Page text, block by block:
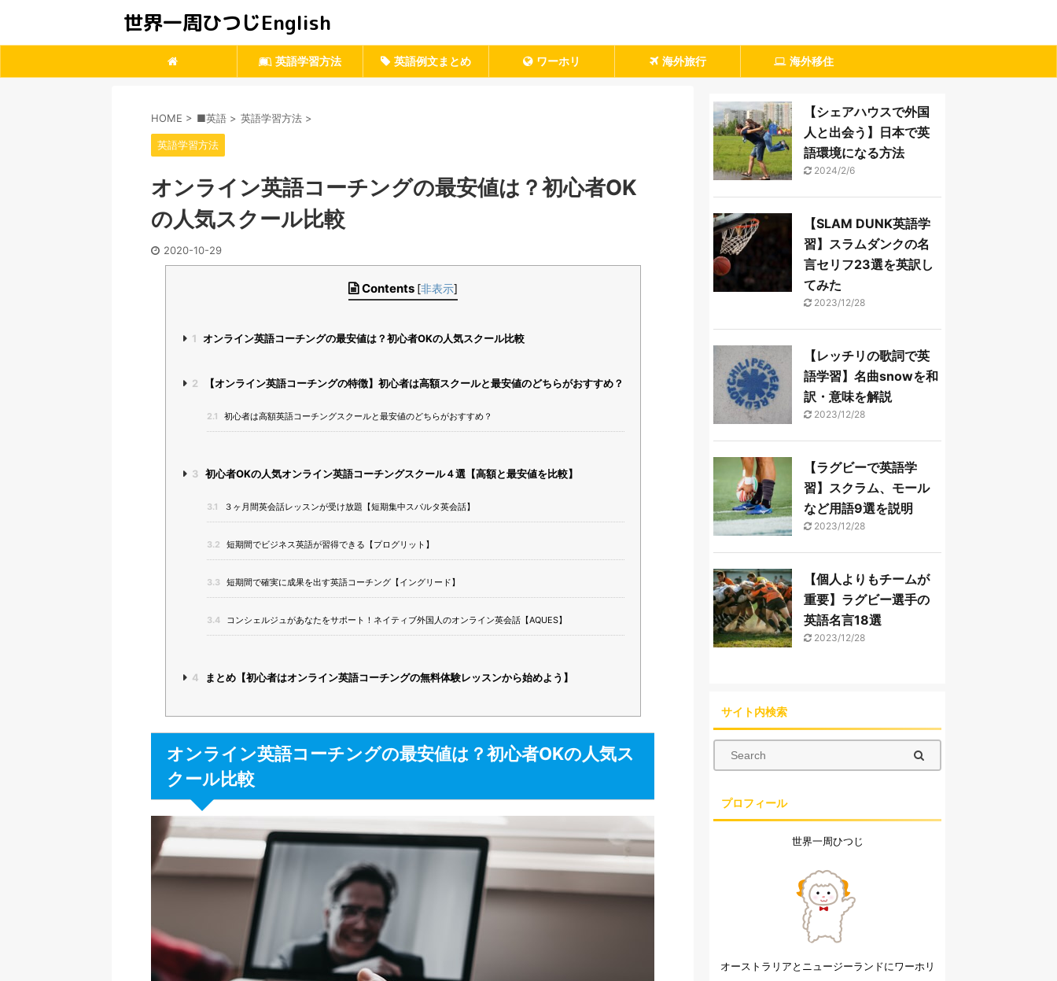
世界一周ひつじEnglish
英語学習方法 英語例文まとめ ワーホリ 海外旅行 海外移住
HOME > ■英語 > 英語学習方法 >
英語学習方法
オンライン英語コーチングの最安値は？初心者OK
の人気スクール比較
2020-10-29
Contents [非表示]
1 オンライン英語コーチングの最安値は？初心者OKの人気スクール比較
2 【オンライン英語コーチングの特徴】初心者は高額スクールと最安値のどちらがおすすめ？
2.1 初心者は高額英語コーチングスクールと最安値のどちらがおすすめ？
3 初心者OKの人気オンライン英語コーチングスクール４選【高額と最安値を比較】
3.1 ３ヶ月間英会話レッスンが受け放題【短期集中スパルタ英会話】
3.2 短期間でビジネス英語が習得できる【プログリット】
3.3 短期間で確実に成果を出す英語コーチング【イングリード】
3.4 コンシェルジュがあなたをサポート！ネイティブ外国人のオンライン英会話【AQUES】
4 まとめ【初心者はオンライン英語コーチングの無料体験レッスンから始めよう】
オンライン英語コーチングの最安値は？初心者OKの人気ス
クール比較
【シェアハウスで外国
人と出会う】日本で英
語環境になる方法
2024/2/6
【SLAM DUNK英語学
習】スラムダンクの名
言セリフ23選を英訳し
てみた
2023/12/28
【レッチリの歌詞で英
語学習】名曲snowを和
訳・意味を解説
2023/12/28
【ラグビーで英語学
習】スクラム、モール
など用語9選を説明
2023/12/28
【個人よりもチームが
重要】ラグビー選手の
英語名言18選
2023/12/28
サイト内検索
プロフィール
世界一周ひつじ
オーストラリアとニュージーランドにワーホリ